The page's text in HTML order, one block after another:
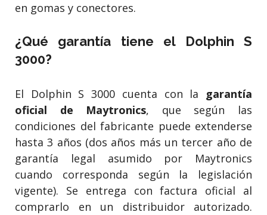
en gomas y conectores.
¿Qué garantía tiene el Dolphin S
3000?
El Dolphin S 3000 cuenta con la garantía
oficial de Maytronics, que según las
condiciones del fabricante puede extenderse
hasta 3 años (dos años más un tercer año de
garantía legal asumido por Maytronics
cuando corresponda según la legislación
vigente). Se entrega con factura oficial al
comprarlo en un distribuidor autorizado.